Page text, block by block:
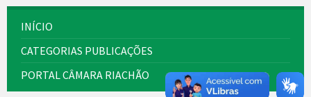
INÍCIO
CATEGORIAS PUBLICAÇÕES
PORTAL CÂMARA RIACHÃO